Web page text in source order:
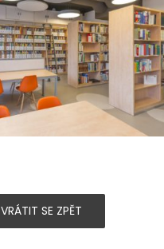
VRÁTIT SE ZPĚT